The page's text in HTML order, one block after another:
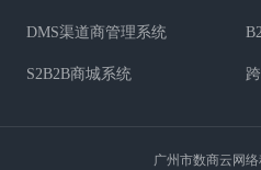
DMS渠道商管理系统
S2B2B商城系统
广州市数商云网